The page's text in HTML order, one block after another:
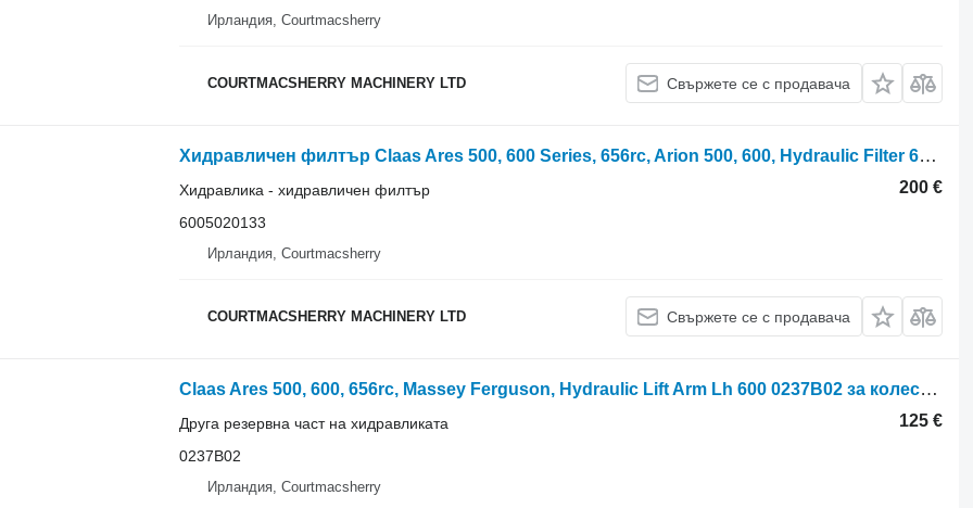
Ирландия, Courtmacsherry
COURTMACSHERRY MACHINERY LTD Свържете се с продавача
Хидравличен филтър Claas Ares 500, 600 Series, 656rc, Arion 500, 600, Hydraulic Filter 60 6005020133 за колесен трактор Claas Ares 656RC
200 €
Хидравлика - хидравличен филтър
6005020133
Ирландия, Courtmacsherry
COURTMACSHERRY MACHINERY LTD Свържете се с продавача
Claas Ares 500, 600, 656rc, Massey Ferguson, Hydraulic Lift Arm Lh 600 0237B02 за колесен трактор
125 €
Друга резервна част на хидравликата
0237B02
Ирландия, Courtmacsherry